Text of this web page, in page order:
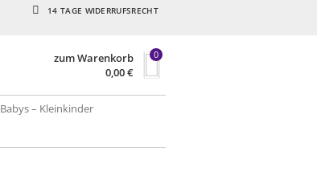
14 TAGE WIDERRUFSRECHT
zum Warenkorb
0,00€
0
Babys – Kleinkinder